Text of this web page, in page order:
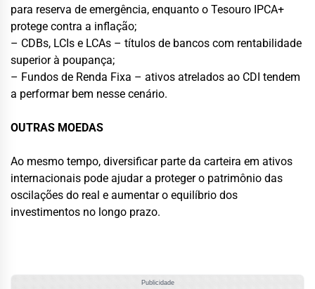
para reserva de emergência, enquanto o Tesouro IPCA+
protege contra a inflação;
– CDBs, LCIs e LCAs – títulos de bancos com rentabilidade
superior à poupança;
– Fundos de Renda Fixa – ativos atrelados ao CDI tendem
a performar bem nesse cenário.
OUTRAS MOEDAS
Ao mesmo tempo, diversificar parte da carteira em ativos
internacionais pode ajudar a proteger o patrimônio das
oscilações do real e aumentar o equilíbrio dos
investimentos no longo prazo.
Publicidade